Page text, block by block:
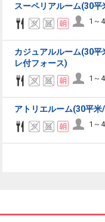
スーペリアルーム(30
1～
カジュアルルーム(30
レ付フォース)
1～
アトリエルーム(30平
1～